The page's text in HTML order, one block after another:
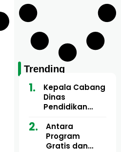
Trending
Kepala Cabang
Dinas
Pendidikan
Utara Buka
Pelatihan Deep
Learning serta
Antara
Program
Gratis dan